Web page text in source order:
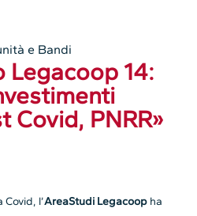
e Bandi
Legacoop 14:
Covid, PNRR»
Covid, l’AreaStudi Legacoop ha